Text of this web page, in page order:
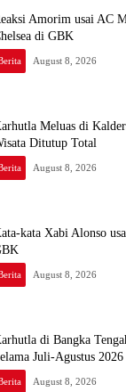
Amorim usai AC
di GBK
August 8, 2026
Meluas di
Ditutup Total
August 8, 2026
kata Xabi Alonso
August 8, 2026
di Bangka
Juli-Agustus 2026
August 8, 2026